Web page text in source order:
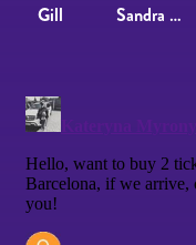
Gill Sandra Asensio